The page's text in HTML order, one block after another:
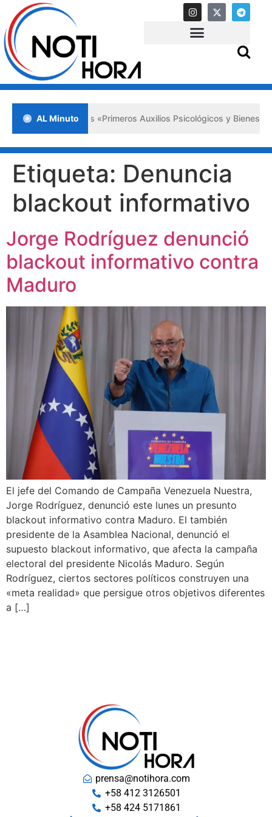
AL Minuto
en Lara impulsa los «Primeros Auxilios Psicológicos y Bienestar
Etiqueta: Denuncia
blackout informativo
Jorge Rodríguez denunció
blackout informativo contra
Maduro
El jefe del Comando de Campaña Venezuela Nuestra,
Jorge Rodríguez, denunció este lunes un presunto
blackout informativo contra Maduro. El también
presidente de la Asamblea Nacional, denunció el
supuesto blackout informativo, que afecta la campaña
electoral del presidente Nicolás Maduro. Según
Rodríguez, ciertos sectores políticos construyen una
«meta realidad» que persigue otros objetivos diferentes
a […]
prensa@notihora.com
+58 412 3126501
+58 424 5171861